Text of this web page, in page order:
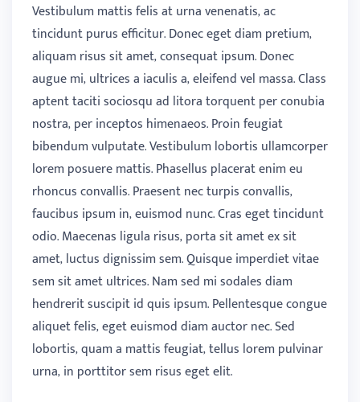
Vestibulum mattis felis at urna venenatis, ac
tincidunt purus efficitur. Donec eget diam pretium,
aliquam risus sit amet, consequat ipsum. Donec
augue mi, ultrices a iaculis a, eleifend vel massa. Class
aptent taciti sociosqu ad litora torquent per conubia
nostra, per inceptos himenaeos. Proin feugiat
bibendum vulputate. Vestibulum lobortis ullamcorper
lorem posuere mattis. Phasellus placerat enim eu
rhoncus convallis. Praesent nec turpis convallis,
faucibus ipsum in, euismod nunc. Cras eget tincidunt
odio. Maecenas ligula risus, porta sit amet ex sit
amet, luctus dignissim sem. Quisque imperdiet vitae
sem sit amet ultrices. Nam sed mi sodales diam
hendrerit suscipit id quis ipsum. Pellentesque congue
aliquet felis, eget euismod diam auctor nec. Sed
lobortis, quam a mattis feugiat, tellus lorem pulvinar
urna, in porttitor sem risus eget elit.